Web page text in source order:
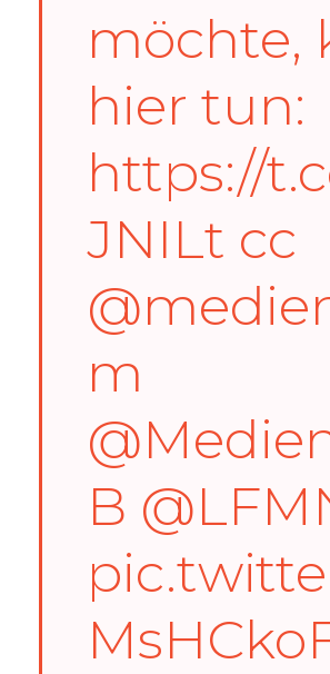
möchte,
hier tun:
https://
JNILt cc
m
B